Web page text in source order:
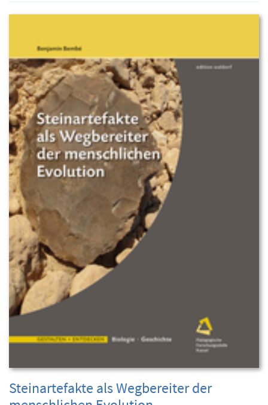
Steinartefakte als Wegbereiter der